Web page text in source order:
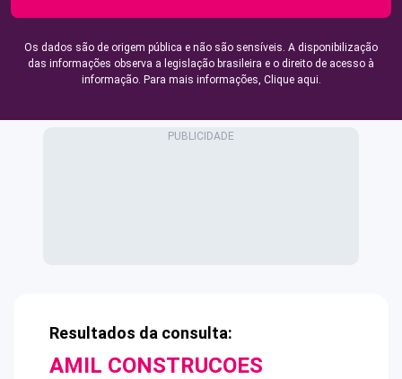
Os dados são de origem pública e não são sensíveis. A disponibilização
das informações observa a legislação brasileira e o direito de acesso à
informação. Para mais informações, Clique aqui.
Resultados da consulta:
AMIL CONSTRUCOES